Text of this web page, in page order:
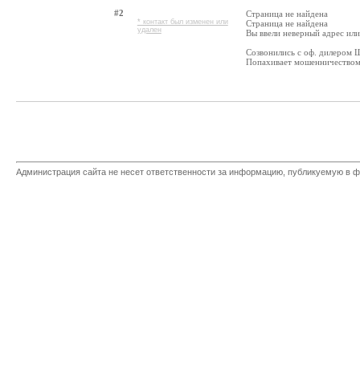
#2
* контакт был изменен или
удален
Страница не найдена
Страница не найдена
Вы ввели неверный адрес
Созвонились с оф. дилером
Попахивает
Администрация сайта не несет ответственности за информацию, публикуемую